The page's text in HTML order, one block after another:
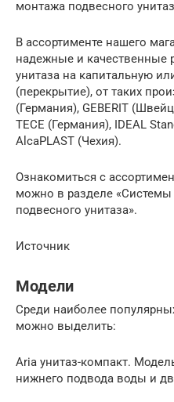
монтажа подвесного
В ассортименте нашего
надежные и качественные
унитаза на капитальную
(перекрытие), от таких
(Германия), GEBERIT
TECE (Германия), IDEAL
AlcaPLAST (Чехия).
Ознакомиться с
можно в разделе «Системы
подвесного унитаза».
Источник
Модели
Среди наиболее
можно выделить:
Aria унитаз-компакт.
нижнего подвода воды и